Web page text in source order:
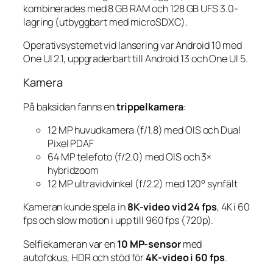
kombinerades med 8 GB RAM och 128 GB UFS 3.0-
lagring (utbyggbart med microSDXC).
Operativsystemet vid lansering var Android 10 med
One UI 2.1, uppgraderbart till Android 13 och One UI 5.
Kamera
På baksidan fanns entrippelkamera:
12 MP huvudkamera (f/1.8) med OIS och Dual
Pixel PDAF
64 MP telefoto (f/2.0) med OIS och 3×
hybridzoom
12 MP ultravidvinkel (f/2.2) med 120° synfält
Kameran kunde spela in8K-video vid 24 fps, 4K i 60
fps och slow motion i upp till 960 fps (720p).
Selfiekameran var en10 MP-sensormed
autofokus, HDR och stöd för4K-video i 60 fps.